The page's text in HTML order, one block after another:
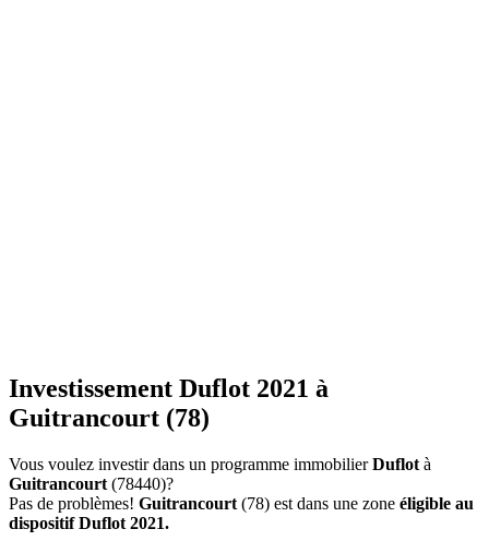
Investissement Duflot 2021 à
Guitrancourt (78)
Vous voulez investir dans un programme immobilierDuflot à
Guitrancourt (78440)?
Pas de problèmes! Guitrancourt (78) est dans une zone éligible au
dispositif Duflot 2021.